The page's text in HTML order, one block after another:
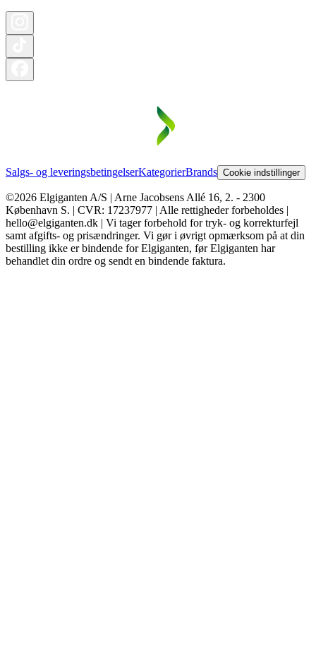
Salgs- og leveringsbetingelserKategorierBrands Cookie indstillinger
©2026 Elgiganten A/S | Arne Jacobsens Allé 16, 2. - 2300
København S. | CVR: 17237977 | Alle rettigheder forbeholdes |
hello@elgiganten.dk | Vi tager forbehold for tryk- og korrekturfejl
samt afgifts- og prisændringer. Vi gør i øvrigt opmærksom på at din
bestilling ikke er bindende for Elgiganten, før Elgiganten har
behandlet din ordre og sendt en bindende faktura.